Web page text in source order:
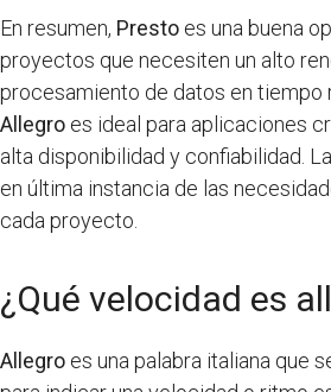
En resumen, Presto es una buena
proyectos que necesiten un alto
procesamiento de datos en tiempo
Allegro es ideal para aplicaciones
alta disponibilidad y confiabilidad.
en última instancia de las
cada proyecto.
¿Qué velocidad es
Allegro es una palabra italiana que